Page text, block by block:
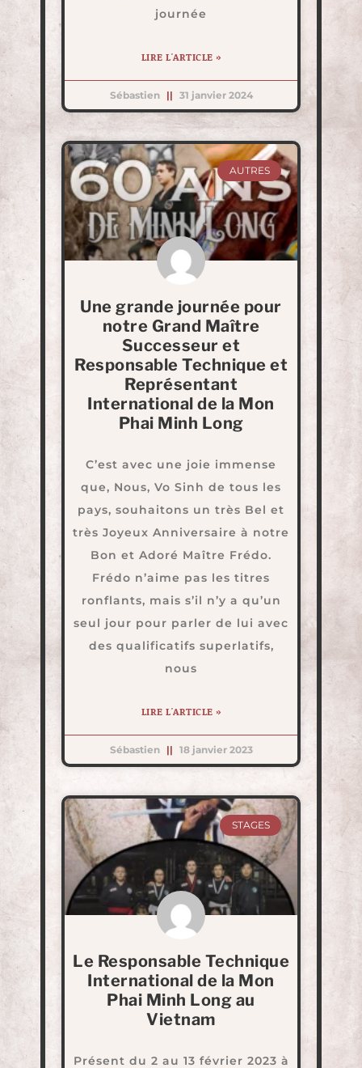
journée
LIRE L'ARTICLE »
Sébastien 31 janvier 2024
AUTRES
Une grande journée pour
notre Grand Maître
Successeur et
Responsable Technique et
Représentant
International de la Mon
Phai Minh Long
C’est avec une joie immense
que, Nous, Vo Sinh de tous les
pays, souhaitons un très Bel et
très Joyeux Anniversaire à notre
Bon et Adoré Maître Frédo.
Frédo n’aime pas les titres
ronflants, mais s’il n’y a qu’un
seul jour pour parler de lui avec
des qualificatifs superlatifs,
nous
LIRE L'ARTICLE »
Sébastien 18 janvier 2023
STAGES
Le Responsable Technique
International de la Mon
Phai Minh Long au
Vietnam
Présent du 2 au 13 février 2023 à